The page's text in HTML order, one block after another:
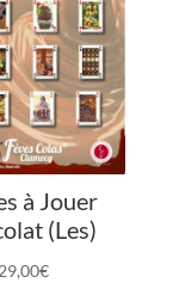
à Jouer
(Les)
29,00€